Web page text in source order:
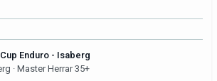
Cup Enduro - Isaberg
· Master Herrar 35+